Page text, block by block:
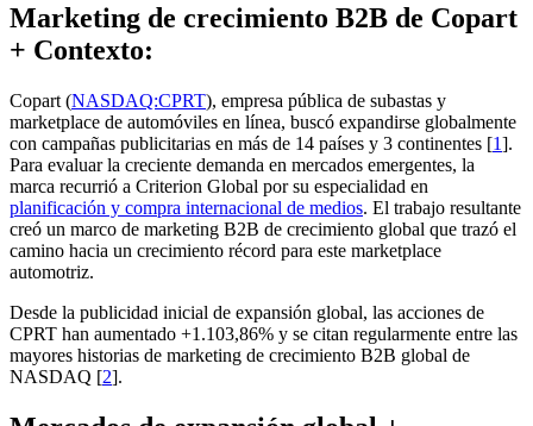
Marketing de crecimiento B2B de Copart
+ Contexto:
Copart (NASDAQ:CPRT), empresa pública de subastas y
marketplace de automóviles en línea, buscó expandirse globalmente
con campañas publicitarias en más de 14 países y 3 continentes [1].
Para evaluar la creciente demanda en mercados emergentes, la
marca recurrió a Criterion Global por su especialidad en
planificación y compra internacional de medios. El trabajo resultante
creó un marco de marketing B2B de crecimiento global que trazó el
camino hacia un crecimiento récord para este marketplace
automotriz.
Desde la publicidad inicial de expansión global, las acciones de
CPRT han aumentado +1.103,86% y se citan regularmente entre las
mayores historias de marketing de crecimiento B2B global de
NASDAQ [2].